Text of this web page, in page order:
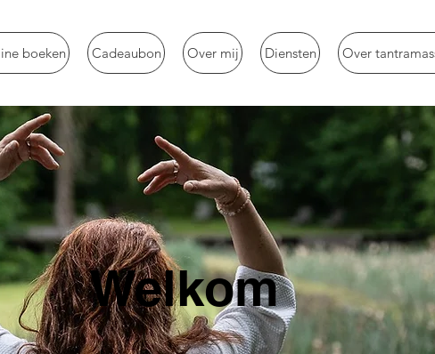
boeken Cadeaubon Over mij Diensten Over
Welkom